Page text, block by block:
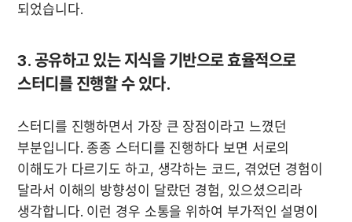
되었습니다.
3. 공유하고 있는 지식을 기반으로 효율적으로
스터디를 진행할 수 있다.
스터디를 진행하면서 가장 큰 장점이라고 느꼈던
부분입니다. 종종 스터디를 진행하다 보면 서로의
이해도가 다르기도 하고, 생각하는 코드, 겪었던 경험이
달라서 이해의 방향성이 달랐던 경험, 있으셨으리라
생각합니다. 이런 경우 소통을 위하여 부가적인 설명이